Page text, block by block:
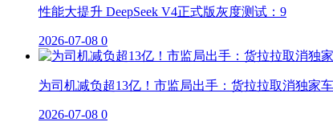
性能大提升 DeepSeek V4正式版灰度测试：9
2026-07-08 0
为司机减负超13亿！市监局出手：货拉拉取消独家
2026-07-08 0